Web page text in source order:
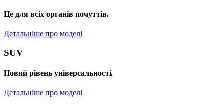
Це для всіх органів почуттів.
Детальніше про моделі
SUV
Новий рівень універсальності.
Детальніше про моделі